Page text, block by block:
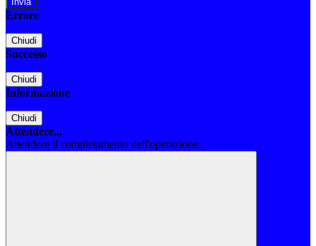
Errore
Chiudi
Successo
Chiudi
Informazione
Chiudi
Attendere...
Attendere il completamento dell'operazione...